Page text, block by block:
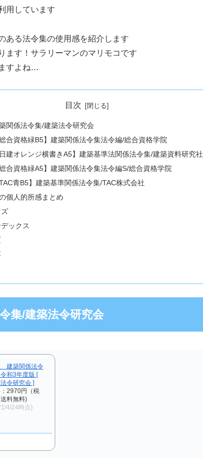
用しています
ある法令集の使用感を紹介します
ます！サラリーマンのマリモコです
すよね…
目次
関係法令集/建築法令研究会
総合資格緑B5】建築関係法令集法令編/総合資格学院
日建オレンジ横書きA5】建築基準法関係法令集/建築資料研究社
総合資格緑A5】建築関係法令集法令編S/総合資格学院
TAC青B5】建築基準関係法令集/TAC株式会社
個人的所感まとめ
ックス
集/建築法令研究会
建築関係法令
和3年度版 [
令研究会 ]
2970円（税
料無料)
4/24時点)